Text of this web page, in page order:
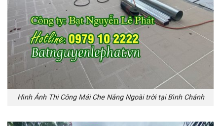
Hình Ảnh Thi Công Mái Che Nắng Ngoài trời tại Bình Chánh